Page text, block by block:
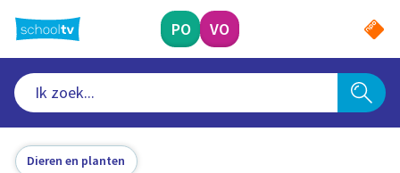
naar
hoofdinhoud
PO VO
Dieren en planten